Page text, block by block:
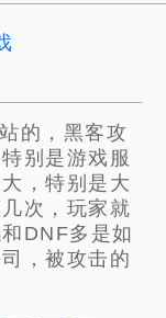
的，黑客攻
别是游戏服
，特别是大
次，玩家就
DNF多是如
，被攻击的